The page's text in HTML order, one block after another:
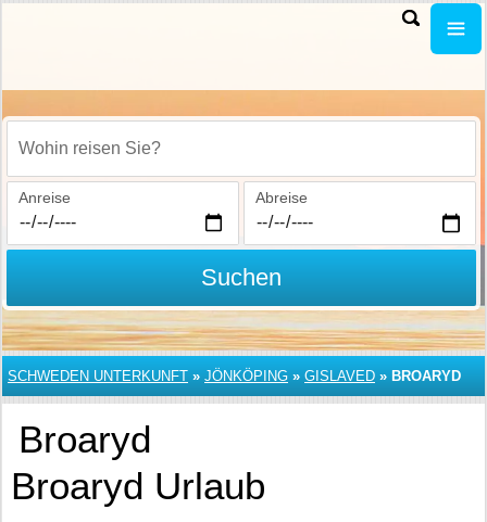
Wohin reisen Sie?
Anreise Abreise
Suchen
SCHWEDEN UNTERKUNFT » JÖNKÖPING » GISLAVED » BROARYD
Broaryd
Broaryd Urlaub